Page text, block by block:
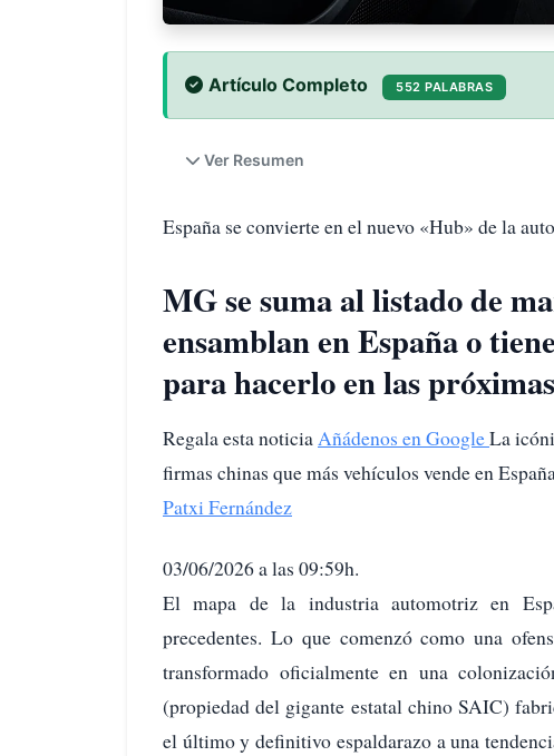
Artículo Completo 552 PALABRAS
Ver Resumen
España se convierte en el nuevo «Hub» de la
MG se suma al listado de
ensamblan en España o
para hacerlo en las
Regala esta noticiaAñádenos en GoogleLa
firmas chinas que más vehículos vende en
Patxi Fernández
03/06/2026 a las 09:59h.
El mapa de la industria automotriz en
precedentes. Lo que comenzó como una
transformado oficialmente en una
(propiedad del gigante estatal chino SAIC)
el último y definitivo espaldarazo a una